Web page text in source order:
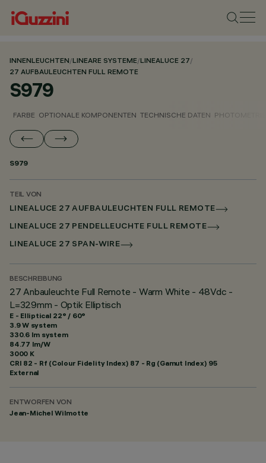
INNENLEUCHTEN/LINEARE SYSTEME/LINEALUCE 27/
27 AUFBAULEUCHTEN FULL REMOTE
S979
FARBE OPTIONALE KOMPONENTEN TECHNISCHE DATEN
S979
TEIL VON
LINEALUCE 27 AUFBAULEUCHTEN FULL REMOTE
LINEALUCE 27 PENDELLEUCHTE FULL REMOTE
LINEALUCE 27 SPAN-WIRE
BESCHREIBUNG
27 Anbauleuchte Full Remote - Warm White - 48Vdc -
L=329mm - Optik Elliptisch
E - Elliptical 22° / 60°
3.9 W system
330.6 lm system
84.77 lm/W
3000 K
CRI 82 - Rf (Colour Fidelity Index) 87 - Rg (Gamut Index) 95
External
ENTWORFEN VON
Jean-Michel Wilmotte